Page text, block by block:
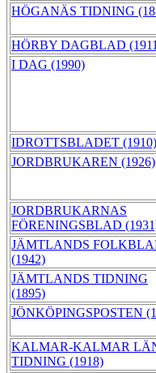
HÖGANÄS TIDNING
HÖRBY DAGBLAD
I DAG (1990)
IDROTTSBLADET (1910)
JORDBRUKAREN (1926)
JORDBRUKARNAS
FÖRENINGSBLAD
JÄMTLANDS
(1942)
JÄMTLANDS TIDNING
(1895)
JÖNKÖPINGSPOSTEN
KALMAR-KALMAR
TIDNING (1918)